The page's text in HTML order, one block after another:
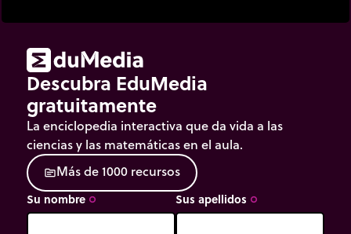
Descubra EduMedia
gratuitamente
La enciclopedia interactiva que da vida a las
ciencias y las matemáticas en el aula.
sourceMásde1000 recursos
Su nombre trip_origin Sus apellidos trip_origin